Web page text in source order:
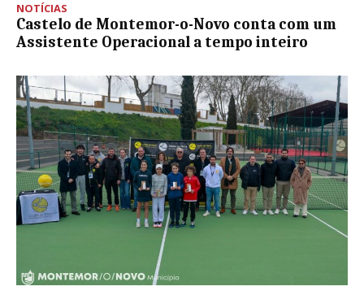
NOTÍCIAS
Castelo de Montemor-o-Novo conta com um
Assistente Operacional a tempo inteiro